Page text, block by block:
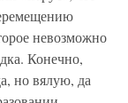
невозможно
Конечно,
но вялую, да